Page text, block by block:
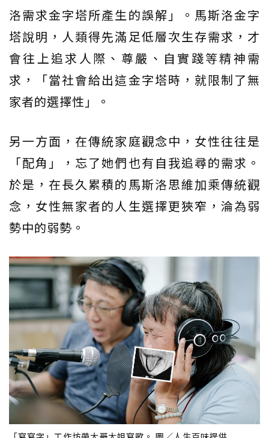
洛需求金字塔所產生的誤解」。馬斯洛金字
塔說明，人類得先滿足低層次生存需求，才
會往上追求人際、尊嚴、自實踐等精神需
求，「當社會給出這金字塔時，就限制了無
家者的選擇性」。
另一方面，在傳統家庭觀念中，女性往往是
「配角」，忘了她們也有自我追尋的需求。
於是，在長久累積的馬斯洛思維加乘傳統觀
念，女性無家者的人生選擇更狹窄，淪為弱
勢中的弱勢。